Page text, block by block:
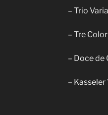
– Trio
– Tre
– Doce de
–